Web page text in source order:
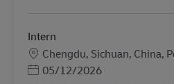
Intern
Місцезнаходження
Chengdu, Sichuan, China,
Posted Date
05/12/2026